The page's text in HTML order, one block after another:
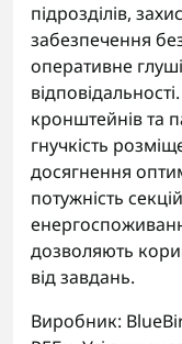
підрозділів,
забезпечення
оперативне
кронштейнів та
гнучкість
досягнення
потужність
дозволяють
від завдань.
Виробник: